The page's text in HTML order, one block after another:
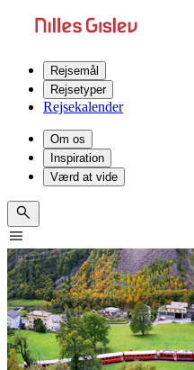
Rejsemål
Rejsetyper
Rejsekalender
Om os
Inspiration
Værd at vide